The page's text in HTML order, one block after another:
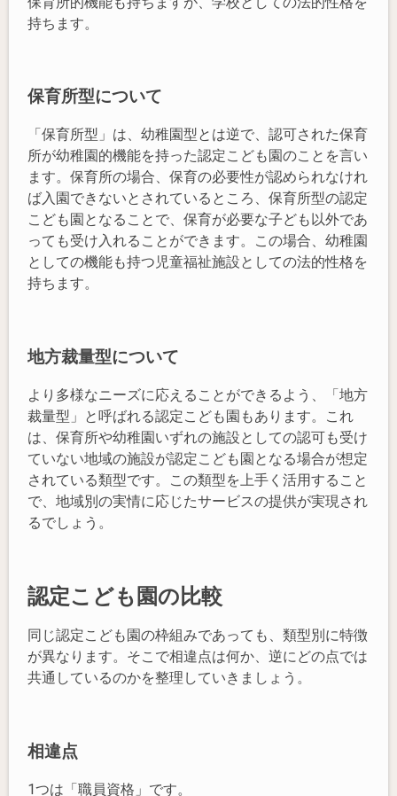
持ちます。
保育所型について
「保育所型」は、幼稚園型とは逆で、認可された保育
所が幼稚園的機能を持った認定こども園のことを言い
ます。保育所の場合、保育の必要性が認められなけれ
ば入園できないとされているところ、保育所型の認定
こども園となることで、保育が必要な子ども以外であ
っても受け入れることができます。この場合、幼稚園
としての機能も持つ児童福祉施設としての法的性格を
持ちます。
地方裁量型について
より多様なニーズに応えることができるよう、「地方
裁量型」と呼ばれる認定こども園もあります。これ
は、保育所や幼稚園いずれの施設としての認可も受け
ていない地域の施設が認定こども園となる場合が想定
されている類型です。この類型を上手く活用すること
で、地域別の実情に応じたサービスの提供が実現され
るでしょう。
認定こども園の比較
同じ認定こども園の枠組みであっても、類型別に特徴
が異なります。そこで相違点は何か、逆にどの点では
共通しているのかを整理していきましょう。
相違点
1つは「職員資格」です。